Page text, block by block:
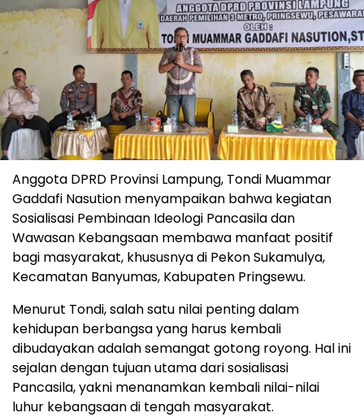
Anggota DPRD Provinsi Lampung, Tondi Muammar
Gaddafi Nasution menyampaikan bahwa kegiatan
Sosialisasi Pembinaan Ideologi Pancasila dan
Wawasan Kebangsaan membawa manfaat positif
bagi masyarakat, khususnya di Pekon Sukamulya,
Kecamatan Banyumas, Kabupaten Pringsewu.
Menurut Tondi, salah satu nilai penting dalam
kehidupan berbangsa yang harus kembali
dibudayakan adalah semangat gotong royong. Hal ini
sejalan dengan tujuan utama dari sosialisasi
Pancasila, yakni menanamkan kembali nilai-nilai
luhur kebangsaan di tengah masyarakat.